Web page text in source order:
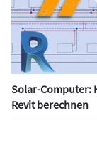
Solar-Computer:
Revit berechnen